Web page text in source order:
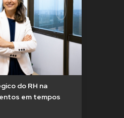
do RH na
em tempos